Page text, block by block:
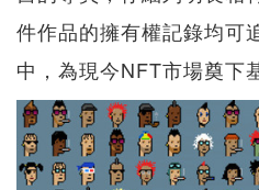
件作品的擁有權記錄均可
中，為現今NFT市場奠下